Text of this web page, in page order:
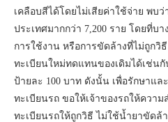
เคลือบสีได้โดยไม่เสียค่าใช้จ่าย พบ
ประเทศมากกว่า 7,200 ราย โดยที่บ
การใช้งาน หรือการขัดล้างที่ไม่ถูกวิ
ทะเบียนใหม่ทดแทนของเดิมได้เช่น
ป้ายละ 100 บาท ดังนั้น เพื่อรักษาแล
ทะเบียนรถ ขอให้เจ้าของรถให้ควา
ทะเบียนรถให้ถูกวิธี ไม่ใช้น้ำยาขัดล้